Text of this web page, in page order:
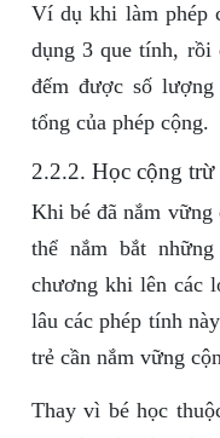
Ví dụ khi làm phép
dụng 3 que tính, rồi
đếm được số
tổng của phép cộng.
2.2.2. Học cộng trừ
Khi bé đã nắm
thể nắm bắt
chương khi lên các
lâu các phép tính
trẻ cần nắm vững
Thay vì bé học